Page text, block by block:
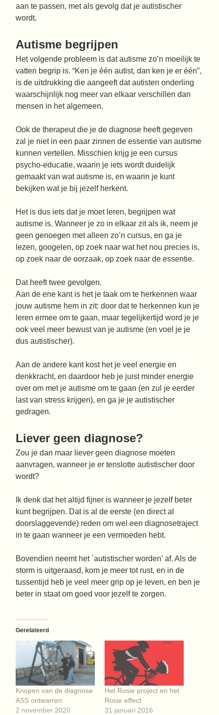
aan te passen, met als gevolg dat je autistischer
wordt.
Autisme begrijpen
Het volgende probleem is dat autisme zo’n moeilijk te
vatten begrip is. “Ken je één autist, dan ken je er één”,
is de uitdrukking die aangeeft dat autisten onderling
waarschijnlijk nog meer van elkaar verschillen dan
mensen in het algemeen.
Ook de therapeut die je de diagnose heeft gegeven
zal je niet in een paar zinnen de essentie van autisme
kunnen vertellen. Misschien krijg je een cursus
psycho-educatie, waarin je iets wordt duidelijk
gemaakt van wat autisme is, en waarin je kunt
bekijken wat je bij jezelf herkent.
Het is dus iets dat je moet leren, begrijpen wat
autisme is. Wanneer je zo in elkaar zit als ik, neem je
geen genoegen met alleen zo’n cursus, en ga je
lezen, googelen, op zoek naar wat het nou precies is,
op zoek naar de oorzaak, op zoek naar de essentie.
Dat heeft twee gevolgen.
Aan de ene kant is het je taak om te herkennen waar
jouw autisme hem in zit: door dat te herkennen kun je
leren ermee om te gaan, maar tegelijkertijd word je je
ook veel meer bewust van je autisme (en voel je je
dus autistischer).
Aan de andere kant kost het je veel energie en
denkkracht, en daardoor heb je juist minder energie
over om met je autisme om te gaan (en zul je eerder
last van stress krijgen), en ga je je autistischer
gedragen.
Liever geen diagnose?
Zou je dan maar liever geen diagnose moeten
aanvragen, wanneer je er tenslotte autistischer door
wordt?
Ik denk dat het altijd fijner is wanneer je jezelf beter
kunt begrijpen. Dat is al de eerste (en direct al
doorslaggevende) reden om wel een diagnosetraject
in te gaan wanneer je een vermoeden hebt.
Bovendien neemt het `autistischer worden’ af. Als de
storm is uitgeraasd, kom je meer tot rust, en in de
tussentijd heb je veel meer grip op je leven, en ben je
beter in staat om goed voor jezelf te zorgen.
Gerelateerd
Knopen van de diagnose
ASS ontwarren
2 november 2020
Het Rosie project en het
Rosie effect
31 januari 2016